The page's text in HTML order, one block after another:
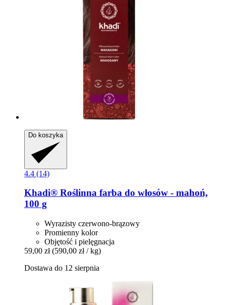
Do koszyka
4.4 (14)
Khadi® Roślinna farba do włosów -​ mahoń,
100 g
Wyrazisty czerwono-brązowy
Promienny kolor
Objętość i pielęgnacja
59,00 zł (590,00 zł / kg)
Dostawa do 12 sierpnia